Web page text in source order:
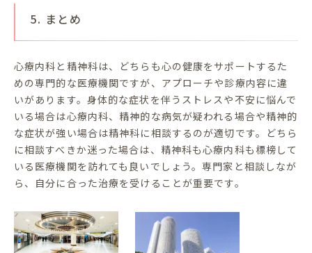
5. まとめ
心療内科と精神科は、どちらも心の健康をサポートするた
めの専門的な医療機関ですが、アプローチや診療内容に違
いがあります。身体的な症状を伴うストレスや不安に悩んで
いる場合は心療内科、精神的な病気が疑われる場合や精神的
な症状が強い場合は精神科に相談するのが適切です。どちら
に相談すべきか迷った場合は、精神科も心療内科も標榜して
いる医療機関を訪れても良いでしょう。専門家と相談しなが
ら、自分に合った治療を受けることが重要です。